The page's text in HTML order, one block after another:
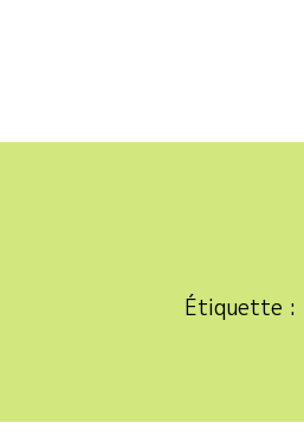
Étiquette :